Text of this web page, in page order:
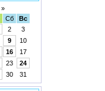
»
Сб
Вс
2
3
9
10
16
17
23
24
30 31